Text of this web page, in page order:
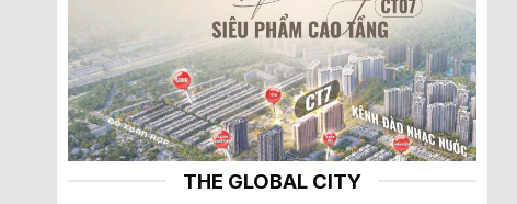
THE GLOBAL CITY